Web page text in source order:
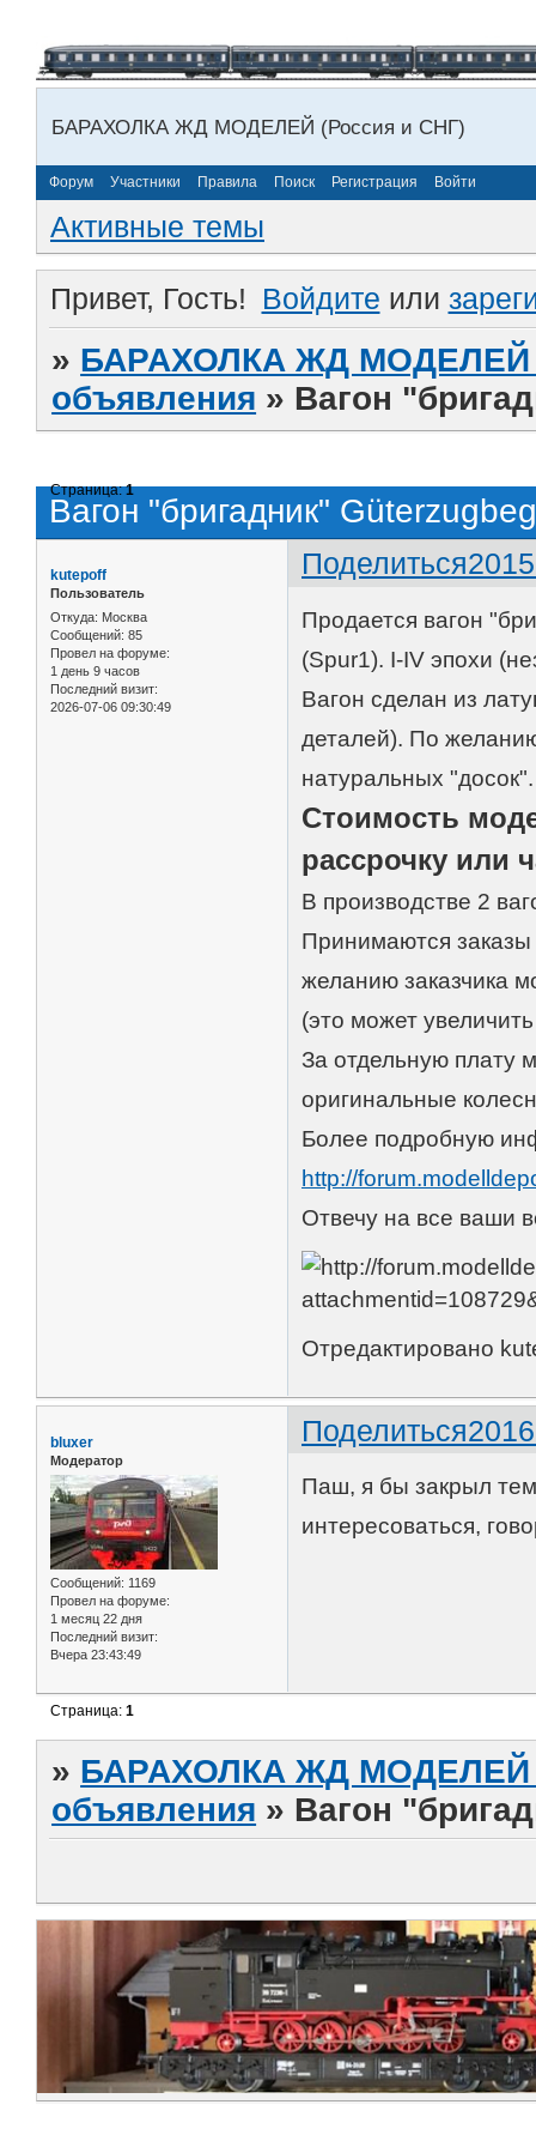
БАРАХОЛКА ЖД МОДЕЛЕЙ (Россия и СНГ)
Форум Участники Правила Поиск Регистрация Войти
Активные темы
Привет, Гость! Войдите или
» БАРАХОЛКА ЖД МОДЕЛЕЙ
объявления » Вагон
Вагон "бригадник"
Страница:1
Поделиться
kutepoff
Пользователь
Откуда: Москва
Сообщений: 85
Провел на форуме:
1 день 9 часов
Последний визит:
2026-07-06 09:30:49
Продается вагон
(Spur1). I-IV эпохи
Вагон сделан из
деталей). По
натуральных "досок".
Стоимость
рассрочку или
В производстве 2
Принимаются
желанию заказчика
(это может
За отдельную плату
оригинальные
Более подробную
http://
Отвечу на все ваши
Отредактировано
Поделиться
bluxer
Модератор
Сообщений: 1169
Провел на форуме:
1 месяц 22 дня
Последний визит:
Вчера 23:43:49
Паш, я бы закрыл
интересоваться,
Страница:1
» БАРАХОЛКА ЖД МОДЕЛЕЙ
объявления » Вагон